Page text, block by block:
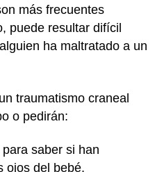
más frecuentes
puede resultar difícil
ha maltratado a un
traumatismo craneal
o pedirán:
saber si han
ojos del bebé.